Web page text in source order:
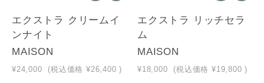
エクストラ クリームイ
ンナイト
MAISON
¥24,000 (税込価格 ¥26,400 )
エクストラ リッチセラ
ム
MAISON
¥18,000 (税込価格 ¥19,800 )